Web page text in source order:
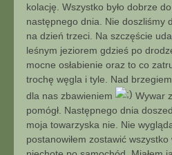
kolację. Wszystko było dobrze
następnego dnia. Nie doszliśmy
na dzień trzeci. Na szczęście
leśnym jeziorem gdzieś po
mocne osłabienie oraz to co
trochę węgla i tyle. Nad brzegiem
dla nas zbawieniem
Wywar
pomógł. Następnego dnia
moja towarzyska nie. Nie
postanowiłem zostawić